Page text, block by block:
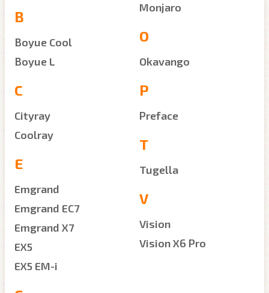
B
Boyue Cool
Boyue L
C
Cityray
Coolray
E
Emgrand
Emgrand EC7
Emgrand X7
EX5
EX5 EM-i
Monjaro
O
Okavango
P
Preface
T
Tugella
V
Vision
Vision X6 Pro